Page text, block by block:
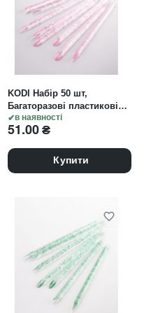
в наявності
KODI Набір 50 шт,
Багаторазові пластикові
палички для кутикули,
світло-рожевий колір
51.00₴
Купити